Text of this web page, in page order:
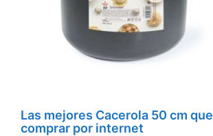
Las mejores Cacerola 50 cm
comprar por internet